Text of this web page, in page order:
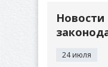
Новости
24 июля